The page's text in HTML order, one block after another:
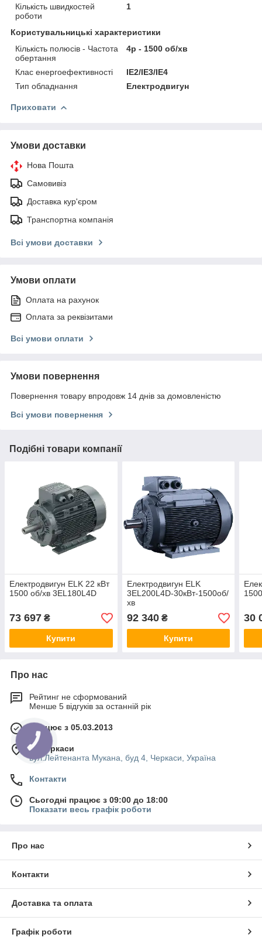
Кількість швидкостей
роботи
1
Користувальницькі характеристики
Кількість полюсів - Частота
обертання
4p - 1500 об/хв
Клас енергоефективності
IE2/IE3/IE4
Тип обладнання
Електродвигун
Приховати
Умови доставки
Нова Пошта
Самовивіз
Доставка кур'єром
Транспортна компанія
Всі умови доставки
Умови оплати
Оплата на рахунок
Оплата за реквізитами
Всі умови оплати
Умови повернення
Повернення товару впродовж 14 днів за домовленістю
Всі умови повернення
Подібні товари компанії
Електродвигун ELK 22 кВт
1500 об/хв 3EL180L4D
73 697 ₴
Купити
Електродвигун ELK
3EL200L4D-30кВт-1500об/
хв
92 340₴
Купити
30
Про нас
Рейтинг не сформований
Менше 5 відгуків за останній рік
Працює з 05.03.2013
м. Черкаси
вул.Лейтенанта Мукана, буд 4, Черкаси, Україна
Контакти
Сьогодні працює з 09:00 до 18:00
Показати весь графік роботи
Про нас
Контакти
Доставка та оплата
Графік роботи
КНОПКА
ЗВ'ЯЗКУ